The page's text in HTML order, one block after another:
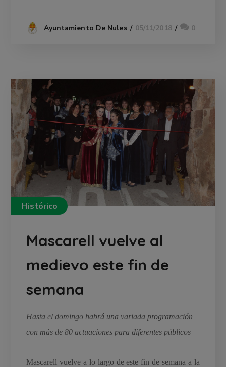
Ayuntamiento De Nules 05/11/2018 0
Histórico
Mascarell vuelve al
medievo este fin de
semana
Hasta el domingo habrá una variada programación
con más de 80 actuaciones para diferentes públicos
Mascarell vuelve a lo largo de este fin de semana a la